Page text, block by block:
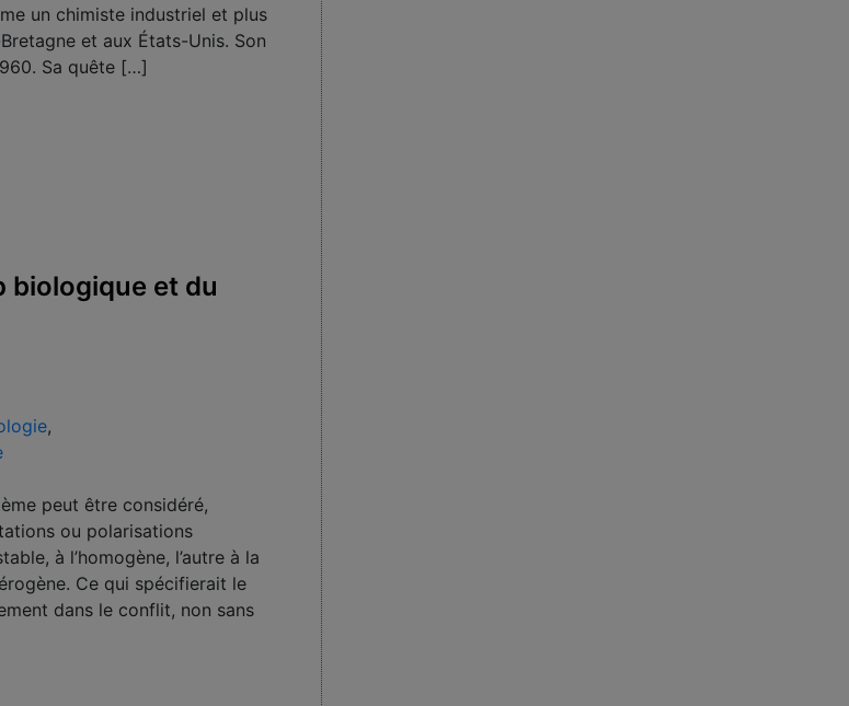
un chimiste industriel et plus
et aux États-Unis. Son
Sa quête […]
biologique et du
,
peut être considéré,
ou po­larisations
à l’homogène, l’autre à la
Ce qui spécifierait le
dans le conflit, non sans